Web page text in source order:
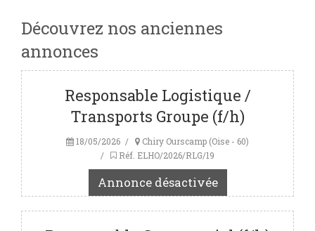
Découvrez nos anciennes
annonces
Responsable Logistique /
Transports Groupe (f/h)
18/05/2026
Chiry Ourscamp (Oise - 60)
Réf. ELHO/2026/RLG/19
Annonce désactivée